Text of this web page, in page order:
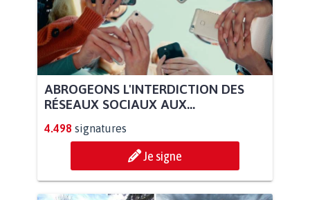
ABROGEONS L'INTERDICTION DES
RÉSEAUX SOCIAUX AUX...
4.498 signatures
Je signe